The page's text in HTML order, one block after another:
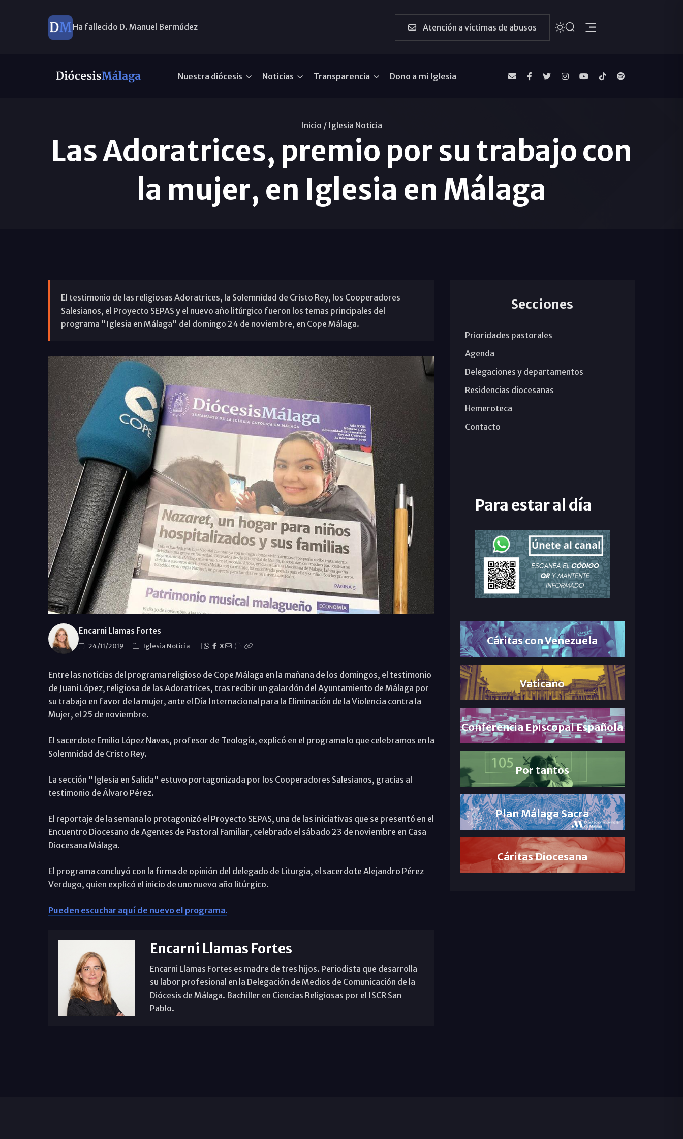
Ha fallecido D. Manuel Bermúdez Atención a víctimas de abusos
Nuestra diócesis Noticias Transparencia Dono a mi Iglesia
Inicio / Iglesia Noticia
Las Adoratrices, premio por su trabajo con
la mujer, en Iglesia en Málaga
El testimonio de las religiosas Adoratrices, la Solemnidad de Cristo Rey, los Cooperadores
Salesianos, el Proyecto SEPAS y el nuevo año litúrgico fueron los temas principales del
programa "Iglesia en Málaga" del domingo 24 de noviembre, en Cope Málaga.
Encarni Llamas Fortes
24/11/2019 Iglesia Noticia X
Entre las noticias del programa religioso de Cope Málaga en la mañana de los domingos, el testimonio
de Juani López, religiosa de las Adoratrices, tras recibir un galardón del Ayuntamiento de Málaga por
su trabajo en favor de la mujer, ante el Día Internacional para la Eliminación de la Violencia contra la
Mujer, el 25 de noviembre.
El sacerdote Emilio López Navas, profesor de Teología, explicó en el programa lo que celebramos en la
Solemnidad de Cristo Rey.
La sección "Iglesia en Salida" estuvo portagonizada por los Cooperadores Salesianos, gracias al
testimonio de Álvaro Pérez.
El reportaje de la semana lo protagonizó el Proyecto SEPAS, una de las iniciativas que se presentó en el
Encuentro Diocesano de Agentes de Pastoral Familiar, celebrado el sábado 23 de noviembre en Casa
Diocesana Málaga.
El programa concluyó con la firma de opinión del delegado de Liturgia, el sacerdote Alejandro Pérez
Verdugo, quien explicó el inicio de uno nuevo año litúrgico.
Pueden escuchar aquí de nuevo el programa.
Encarni Llamas Fortes
Encarni Llamas Fortes es madre de tres hijos. Periodista que desarrolla
su labor profesional en la Delegación de Medios de Comunicación de la
Diócesis de Málaga. Bachiller en Ciencias Religiosas por el ISCR San
Pablo.
Secciones
Prioridades pastorales
Agenda
Delegaciones y departamentos
Residencias diocesanas
Hemeroteca
Contacto
Para estar al día
Cáritas con Venezuela
Vaticano
Conferencia Episcopal Española
Por tantos
Plan Málaga Sacra
Cáritas Diocesana